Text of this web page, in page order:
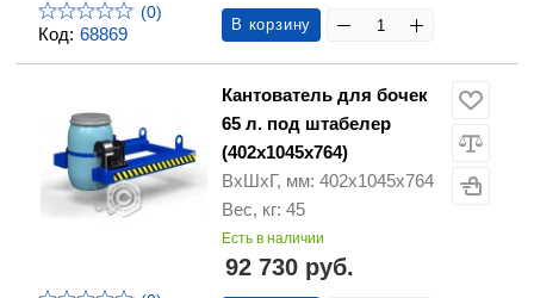
Код: 68869
(0)
В корзину
Кантователь для бочек
65 л. под штабелер
(402х1045х764)
ВхШхГ, мм: 402х1045х764
Вес, кг: 45
Есть в наличии
92 730 руб.